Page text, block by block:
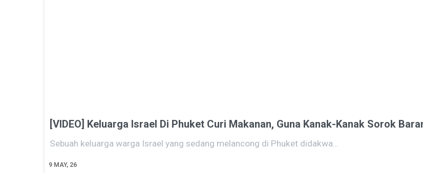
[VIDEO] Keluarga Israel Di Phuket Curi Makanan, Guna Kanak-Kanak Sorok
9 MAY, 26
Sebuah keluarga warga Israel yang sedang melancong di Phuket didakwa…